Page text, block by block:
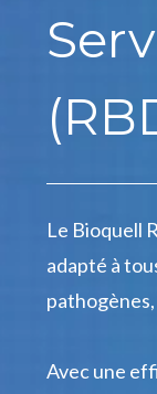
Le Bioquell
adapté à
Avec une